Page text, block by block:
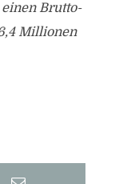
Brutto-
Millionen